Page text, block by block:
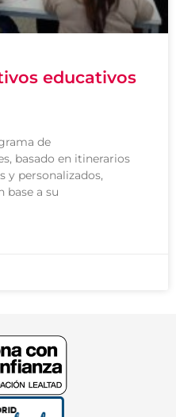
educativos
de
basado en itinerarios
y personalizados,
base a su